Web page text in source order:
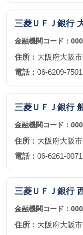
三菱ＵＦＪ銀行
金融機関コード：
住所： 大阪府大阪
電話： 06-6209-7501
三菱ＵＦＪ銀行
金融機関コード：
住所： 大阪府大阪
電話： 06-6261-0071
三菱ＵＦＪ銀行
金融機関コード：
住所： 大阪府大阪